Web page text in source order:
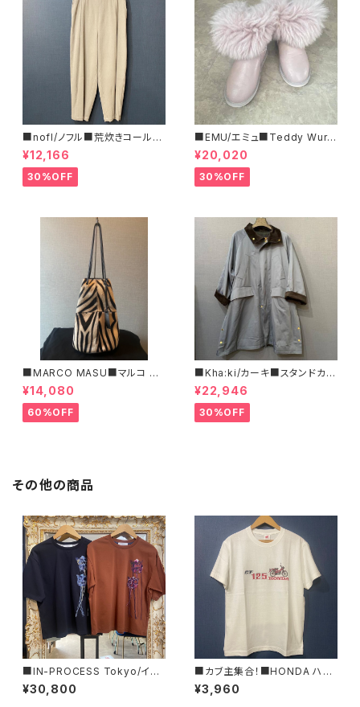
■nofl/ノフル■荒炊きコール天
テーパードパンツ■ゆるっとバ
ルーンシルエット
¥12,166
30%OFF
■EMU/エミュ■Teddy Wurr
en■撥水サイドジッパーブーツ
¥20,020
30%OFF
■MARCO MASU■マルコ マ
ージ■ハラコ・ゼブラ柄巾着BA
G■程よいサイズで可愛い
¥14,080
60%OFF
■Kha:ki/カーキ■スタンドカラ
ー・コート■
¥22,946
30%OFF
その他の商品
■IN-PROCESS Tokyo/イン
プロセストキョー■チューリッ
プ・エンブロイダリー・オーバー
¥30,800
■カブ主集合！■HONDA ハン
ターカブ&CT125ロゴTシャツ/
RED■GIFTにもオススメ
¥3,960